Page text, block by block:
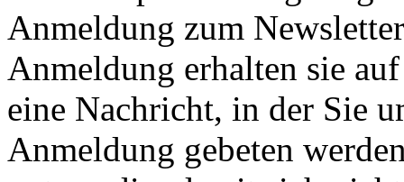
Anmeldung zum
Anmeldung erhalten sie
eine Nachricht, in der Sie
Anmeldung gebeten